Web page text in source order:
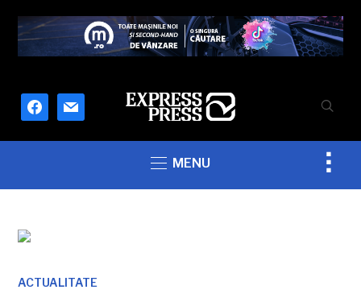
facebook
mail
MENU
ACTUALITATE